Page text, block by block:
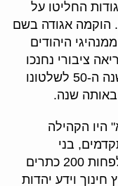
החליטו על
הוקמה אגודה בשם
היהודים
ציבורי נחנכו
רשמית באוגוסט 1899, לרגל יום השנה ה-50 לשלטונו
באותה שנה.
היו הקהילה
בני
בנית-סולידריות, וכן אנשים שתרמו לפחות 200 כתרים
וידע יהדות